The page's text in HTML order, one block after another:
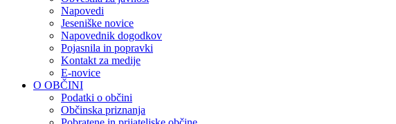
Napovedi
Jeseniške novice
Napovednik dogodkov
Pojasnila in popravki
Kontakt za medije
E-novice
O OBČINI
Podatki o občini
Občinska priznanja